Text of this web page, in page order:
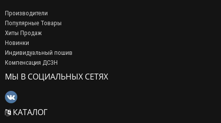
Производители
Популярные Товары
Хиты Продаж
Новинки
Индивидуальный пошив
Компенсация ДСЗН
МЫ В СОЦИАЛЬНЫХ СЕТЯХ
КАТАЛОГ